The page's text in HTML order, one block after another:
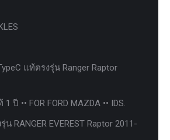
แท้ตรงรุ่น Ranger Raptor
ปี •• FOR FORD MAZDA •• IDS.
RANGER EVEREST Raptor 2011-